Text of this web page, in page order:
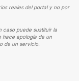
reales del portal y no por
caso puede sustituir la
hace apología de un
de un servicio.